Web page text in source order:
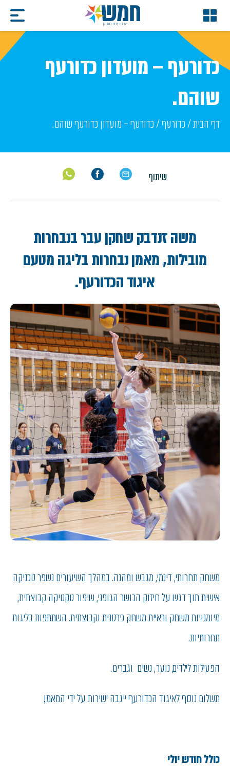
כדורעף – מועדון כדורעף
שוהם .
דף הבית/כדורעף/כדורעף – מועדון כדורעף שוהם .
שיתוף
משה זנדבק שחקן עבר בנבחרות
מובילות, מאמן נבחרות בליגה מטעם
איגוד הכדורעף.
משחק תחרותי, דינמי, מגבש ומהנה. במהלך השיעורים נשפר טכניקה
אישית תוך דגש על חיזוק הכושר הגופני, שיפור טקטיקה קבוצתית,
מיומנויות משחק וראיית משחק פרטנית וקבוצתית. השתתפות בליגות
תחרותיות.
הפעילות לילדים, נוער , נשים וגברים .
תשלום נוסף לאיגוד הכדורעף ייגבה ישירות על ידי המאמן.
כולל חודש יולי